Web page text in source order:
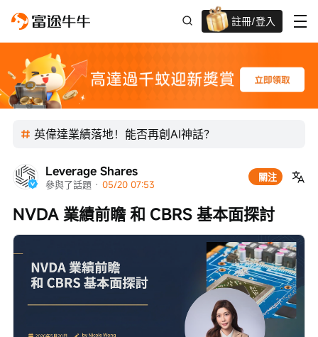
註冊/登入
迎新驚喜賞 股票/BTC等任你揀!
英偉達業績落地！能否再創AI神話？
Leverage Shares
參與了話題 · 05/20 07:53
關注
NVDA 業績前瞻 和 CBRS 基本面探討